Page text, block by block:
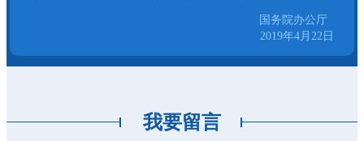
国务院办公厅
2019年4月22日
我要留言